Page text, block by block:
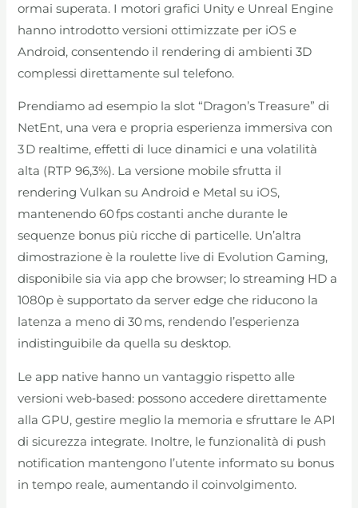
ormai superata. I motori grafici Unity e Unreal Engine
hanno introdotto versioni ottimizzate per iOS e
Android, consentendo il rendering di ambienti 3D
complessi direttamente sul telefono.
Prendiamo ad esempio la slot “Dragon’s Treasure” di
NetEnt, una vera e propria esperienza immersiva con
3 D realtime, effetti di luce dinamici e una volatilità
alta (RTP 96,3%). La versione mobile sfrutta il
rendering Vulkan su Android e Metal su iOS,
mantenendo 60 fps costanti anche durante le
sequenze bonus più ricche di particelle. Un’altra
dimostrazione è la roulette live di Evolution Gaming,
disponibile sia via app che browser; lo streaming HD a
1080p è supportato da server edge che riducono la
latenza a meno di 30 ms, rendendo l’esperienza
indistinguibile da quella su desktop.
Le app native hanno un vantaggio rispetto alle
versioni web‑based: possono accedere direttamente
alla GPU, gestire meglio la memoria e sfruttare le API
di sicurezza integrate. Inoltre, le funzionalità di push
notification mantengono l’utente informato su bonus
in tempo reale, aumentando il coinvolgimento.